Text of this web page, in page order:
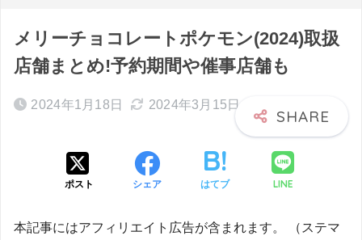
メリーチョコレートポケモン(2024)取扱
店舗まとめ!予約期間や催事店舗も
2024年1月18日 2024年3月15日
ポスト シェア はてブ LINE
本記事にはアフィリエイト広告が含まれます。 （ステマ